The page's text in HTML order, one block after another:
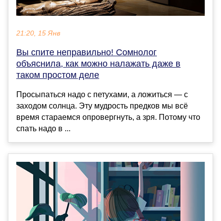
21:20, 15 Янв
Вы спите неправильно! Сомнолог
объяснила, как можно налажать даже в
таком простом деле
Просыпаться надо с петухами, а ложиться — с
заходом солнца. Эту мудрость предков мы всё
время стараемся опровергнуть, а зря. Потому что
спать надо в ...